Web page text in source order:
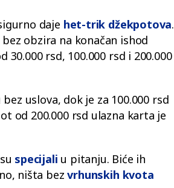
daje het-trik džekpotova.
obzira na konačan ishod
rsd, 100.000 rsd i 200.000
uslova, dok je za 100.000 rsd
od 200.000 rsd ulazna karta je
specijali u pitanju. Biće ih
ništa bez vrhunskih kvota